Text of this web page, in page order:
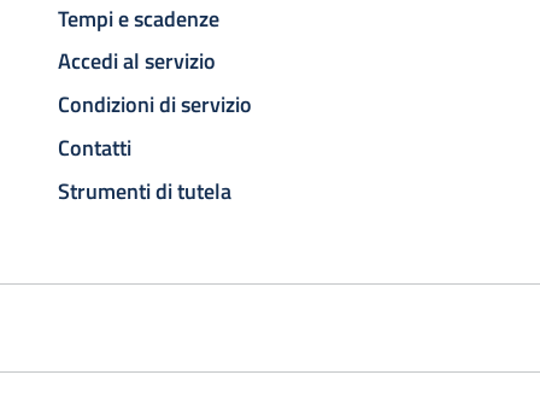
Tempi e scadenze
Accedi al servizio
Condizioni di servizio
Contatti
Strumenti di tutela